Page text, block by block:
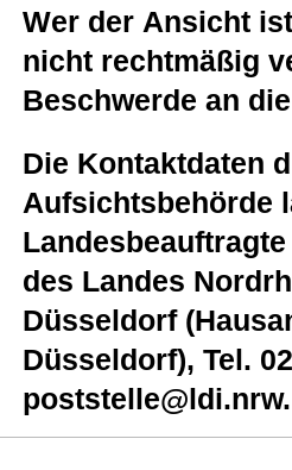
Wer der Ansicht
nicht rechtmäßig
Beschwerde an
Die Kontaktdaten
Aufsichtsbehörde
des Landes
Düsseldorf
Düsseldorf), Tel.